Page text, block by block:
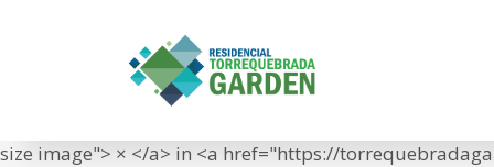
un metro cubico
<span class="meta-prep meta-prep-entry-
size image"> × </a> in <a href="https://